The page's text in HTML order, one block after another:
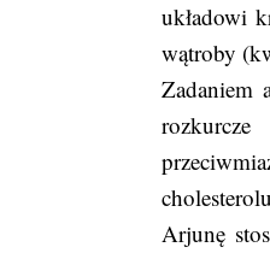
układowi
wątroby
Zadaniem
Arjunę